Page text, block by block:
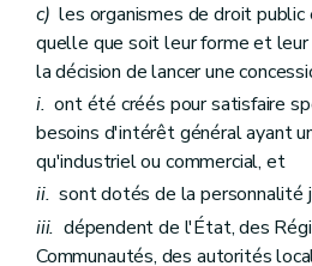
Art. 66
Chapitre 2 Dispositions
Art. 67
Art. 68
Chapitre 3 (Dispositions transitoires et
Art. 68/1
Art. 69
Annexe
Annexe
Annexe
Annexe
c) les organismes de droit
quelle que soit leur forme et leur
la décision de lancer une
i. ont été créés pour satisfaire
besoins d'intérêt général ayant
qu'industriel ou commercial, et
ii. sont dotés de la personnalité
iii. dépendent de l'État, des
Communautés, des autorités